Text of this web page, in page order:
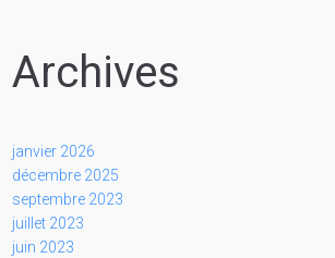
Archives
janvier 2026
décembre 2025
septembre 2023
juillet 2023
juin 2023